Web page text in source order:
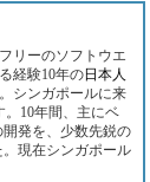
リーのソフトウエ
経験10年の日本人
シンガポールに来
。10年間、主にベ
開発を、少数先鋭の
現在シンガポール